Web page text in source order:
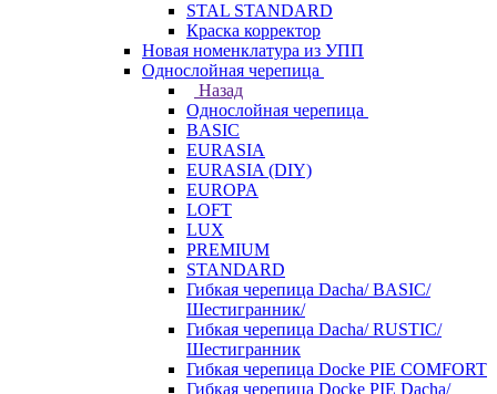
STAL STANDARD
Краска корректор
Новая номенклатура из УПП
Однослойная черепица
Назад
Однослойная черепица
BASIC
EURASIA
EURASIA (DIY)
EUROPA
LOFT
LUX
PREMIUM
STANDARD
Гибкая черепица Dacha/ BASIC/
Шестигранник/
Гибкая черепица Dacha/ RUSTIC/
Шестигранник
Гибкая черепица Docke PIE COMFORT
Гибкая черепица Docke PIE Dacha/